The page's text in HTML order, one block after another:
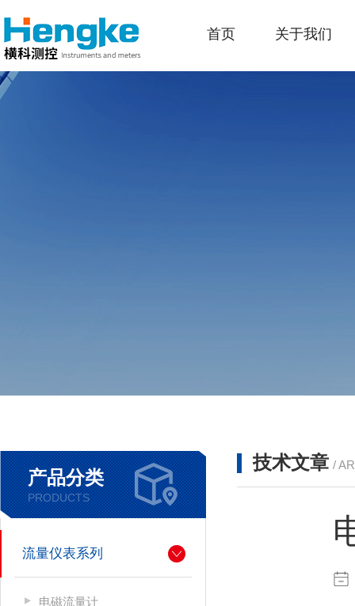
首页 关于我们
产品分类
PRODUCTS
流量仪表系列
电磁流量计
技术文章 /